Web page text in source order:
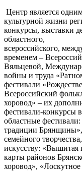
Центр является
культурной жизни
конкурсы, выставки
областного,
всероссийского,
временем –
Вяльцевой,
войны и труда
фестивали
Всероссийский
хоровод» – их
фестивали-конкурсы
областные
традиции
семейного
искусству:
карты районов
хоровод»,